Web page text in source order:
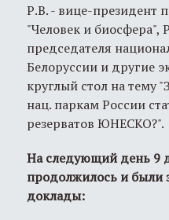
Р.В. - вице-
"Человек и биосфера",
председателя
Белоруссии и другие
круглый стол на тему
нац. паркам России
резерватов ЮНЕСКО?".
На следующий день 9
продолжилось и были
доклады: